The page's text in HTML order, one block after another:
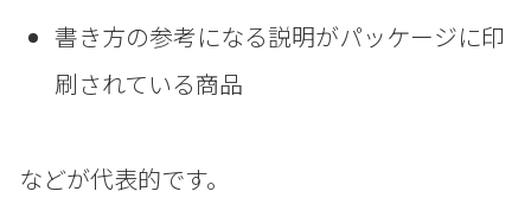
書き方の参考になる説明がパッケージに印
刷されている商品
などが代表的です。